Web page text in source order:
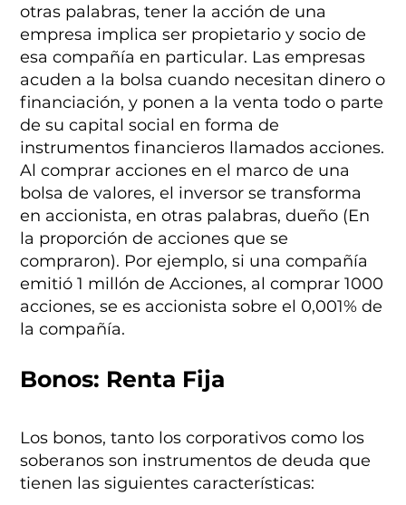
otras palabras, tener la acción de una
empresa implica ser propietario y socio de
esa compañía en particular. Las empresas
acuden a la bolsa cuando necesitan dinero o
financiación, y ponen a la venta todo o parte
de su capital social en forma de
instrumentos financieros llamados acciones.
Al comprar acciones en el marco de una
bolsa de valores, el inversor se transforma
en accionista, en otras palabras, dueño (En
la proporción de acciones que se
compraron). Por ejemplo, si una compañía
emitió 1 millón de Acciones, al comprar 1000
acciones, se es accionista sobre el 0,001% de
la compañía.
Bonos: Renta Fija
Los bonos, tanto los corporativos como los
soberanos son instrumentos de deuda que
tienen las siguientes características: